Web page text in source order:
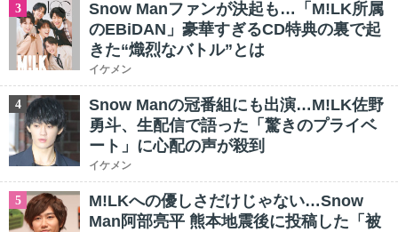
3
Snow Manファンが決起も…「M!LK所属
のEBiDAN」豪華すぎるCD特典の裏で起
きた“熾烈なバトル”とは
イケメン
4
Snow Manの冠番組にも出演…M!LK佐野
勇斗、生配信で語った「驚きのプライベ
ート」に心配の声が殺到
イケメン
5
M!LKへの優しさだけじゃない…Snow
Man阿部亮平 熊本地震後に投稿した「被